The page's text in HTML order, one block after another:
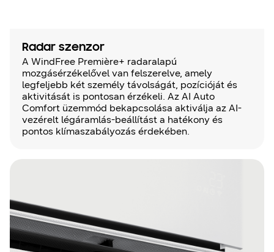
Radar szenzor
A WindFree Première+ radaralapú
mozgásérzékelővel van felszerelve, amely
legfeljebb két személy távolságát, pozícióját és
aktivitását is pontosan érzékeli. Az AI Auto
Comfort üzemmód bekapcsolása aktiválja az AI-
vezérelt légáramlás-beállítást a hatékony és
pontos klímaszabályozás érdekében.